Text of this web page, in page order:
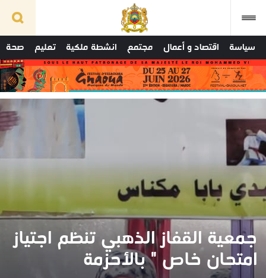
سياسة اقتصاد و أعمال مجتمع انشطة ملكية تعليم صحة
جمعية القفاز الذهبي تنظم اجتياز
امتحان خاص " بالأحزمة